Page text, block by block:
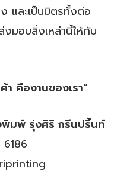
และเป็นมิตรทั้งต่อ
งมอบสิ่งเหล่านี้ให้กับ
า คืองานของเรา”
พิมพ์ รุ่งศิริ กรีนปริ้นท์